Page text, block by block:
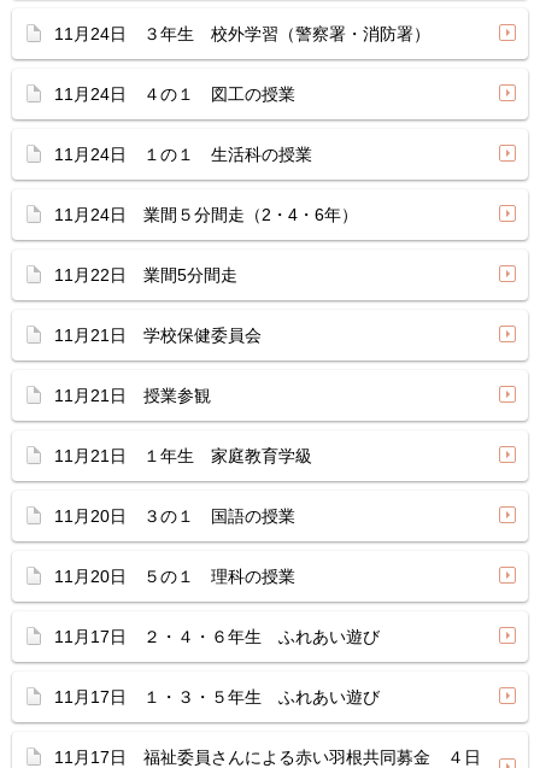
11月24日 ３年生 校外学習（警察署・消防署）
11月24日 ４の１ 図工の授業
11月24日 １の１ 生活科の授業
11月24日 業間５分間走（2・4・6年）
11月22日 業間5分間走
11月21日 学校保健委員会
11月21日 授業参観
11月21日 １年生 家庭教育学級
11月20日 ３の１ 国語の授業
11月20日 ５の１ 理科の授業
11月17日 ２・４・６年生 ふれあい遊び
11月17日 １・３・５年生 ふれあい遊び
11月17日 福祉委員さんによる赤い羽根共同募金 ４日